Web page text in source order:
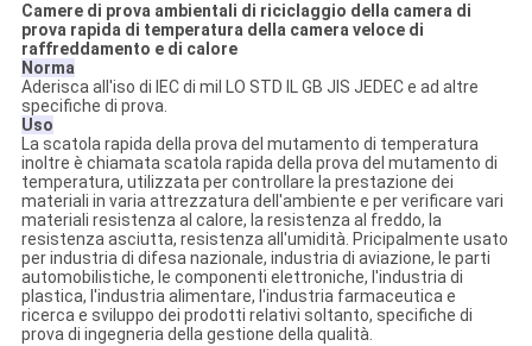
Camere di prova ambientali di riciclaggio della camera di
prova rapida di temperatura della camera veloce di
raffreddamento e di calore
Norma
Aderisca all'iso di IEC di mil LO STD IL GB JIS JEDEC e ad altre
specifiche di prova.
Uso
La scatola rapida della prova del mutamento di temperatura
inoltre è chiamata scatola rapida della prova del mutamento di
temperatura, utilizzata per controllare la prestazione dei
materiali in varia attrezzatura dell'ambiente e per verificare vari
materiali resistenza al calore, la resistenza al freddo, la
resistenza asciutta, resistenza all'umidità. Pricipalmente usato
per industria di difesa nazionale, industria di aviazione, le parti
automobilistiche, le componenti elettroniche, l'industria di
plastica, l'industria alimentare, l'industria farmaceutica e
ricerca e sviluppo dei prodotti relativi soltanto, specifiche di
prova di ingegneria della gestione della qualità.